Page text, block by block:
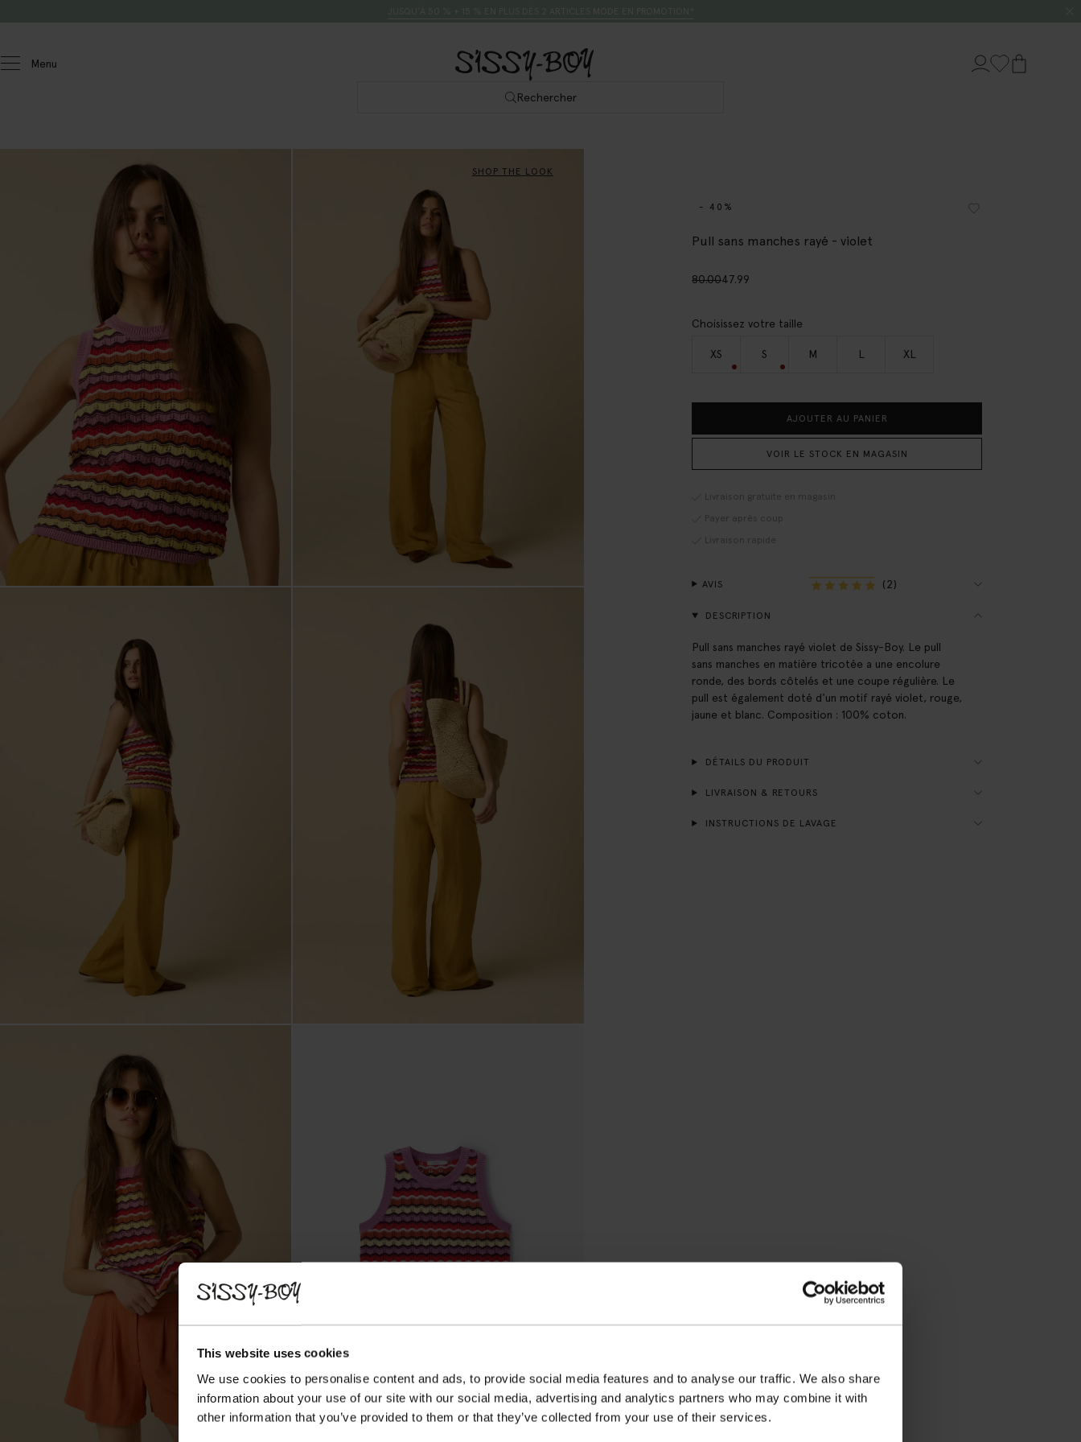
This website uses cookies
We use cookies to personalise content and ads, to provide social media features and to analyse our traffic. We also share
information about your use of our site with our social media, advertising and analytics partners who may combine it with
other information that you’ve provided to them or that they’ve collected from your use of their services.
Menu
Rechercher
SHOP THE LOOK
- 40%
Pull sans manches rayé - violet
80.0047.99
Choisissez votre taille
XS S M L XL
AJOUTER AU PANIER
VOIR LE STOCK EN MAGASIN
Livraison gratuite en magasin
Payer après coup
Livraison rapide
AVIS (2)
DESCRIPTION
Pull sans manches rayé violet de Sissy-Boy. Le pull
sans manches en matière tricotée a une encolure
ronde, des bords côtelés et une coupe régulière. Le
pull est également doté d'un motif rayé violet, rouge,
jaune et blanc. Composition : 100% coton.
DÉTAILS DU PRODUIT
LIVRAISON & RETOURS
INSTRUCTIONS DE LAVAGE